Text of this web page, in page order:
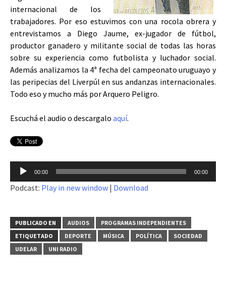
internacional de los
trabajadores. Por eso estuvimos con una rocola obrera y
entrevistamos a Diego Jaume, ex-jugador de fútbol,
productor ganadero y militante social de todas las horas
sobre su experiencia como futbolista y luchador social.
Además analizamos la 4ª fecha del campeonato uruguayo y
las peripecias del Liverpúl en sus andanzas internacionales.
Todo eso y mucho más por Arquero Peligro.
Escuchá el audio o descargalo aquí.
Reproductor
de
audio
00:00 00:00
Podcast: Play in new window | Download
PUBLICADO EN AUDIOS
PROGRAMAS INDEPENDIENTES
ETIQUETADO
DEPORTE MÚSICA POLÍTICA
SOCIEDAD
UDELAR
UNI RADIO